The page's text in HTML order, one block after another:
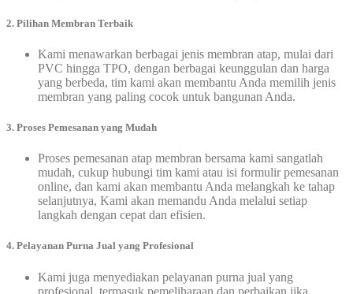
2. Pilihan Membran Terbaik
Kami menawarkan berbagai jenis membran atap, mulai dari
PVC hingga TPO, dengan berbagai keunggulan dan harga
yang berbeda, tim kami akan membantu Anda memilih jenis
membran yang paling cocok untuk bangunan Anda.
3. Proses Pemesanan yang Mudah
Proses pemesanan atap membran bersama kami sangatlah
mudah, cukup hubungi tim kami atau isi formulir pemesanan
online, dan kami akan membantu Anda melangkah ke tahap
selanjutnya, Kami akan memandu Anda melalui setiap
langkah dengan cepat dan efisien.
4. Pelayanan Purna Jual yang Profesional
Kami juga menyediakan pelayanan purna jual yang
profesional, termasuk pemeliharaan dan perbaikan jika